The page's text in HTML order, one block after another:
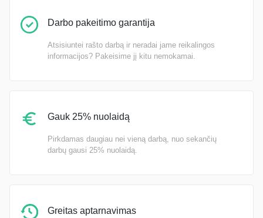
Darbo pakeitimo garantija
Atsisiuntei rašto darbą ir neradai jame reikalingos
informacijos? Pakeisime jį kitu nemokamai.
Gauk 25% nuolaidą
Pirkdamas daugiau nei vieną darbą, nuo sekančių
darbų gausi 25% nuolaidą.
Greitas aptarnavimas